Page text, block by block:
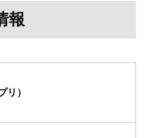
報
）